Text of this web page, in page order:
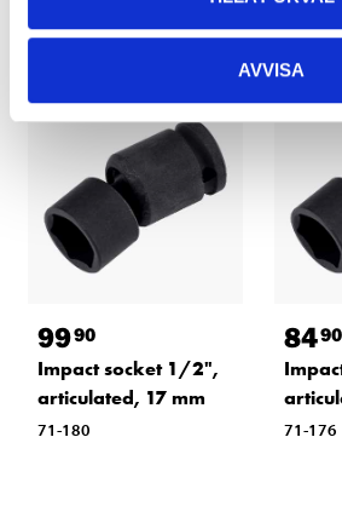
AVVISA
9990
Impact socket 1/2",
articulated, 17 mm
71-180
8490
71-176